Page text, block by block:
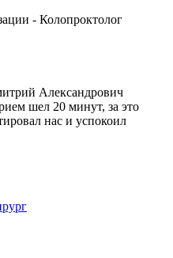
- Колопроктолог
Александрович
шел 20 минут, за это
нас и успокоил